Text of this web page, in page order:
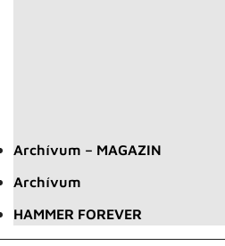
Archívum – MAGAZIN
Archívum
HAMMER FOREVER